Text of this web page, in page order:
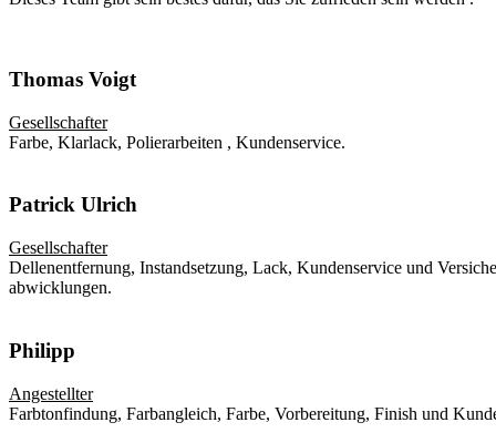
Thomas Voigt
Gesellschafter
Farbe, Klarlack, Polierarbeiten , Kundenservice.
Patrick Ulrich
Gesellschafter
Dellenentfernung, Instandsetzung, Lack, Kundenservice und
abwicklungen.
Philipp
Angestellter
Farbtonfindung, Farbangleich, Farbe, Vorbereitung, Finish und